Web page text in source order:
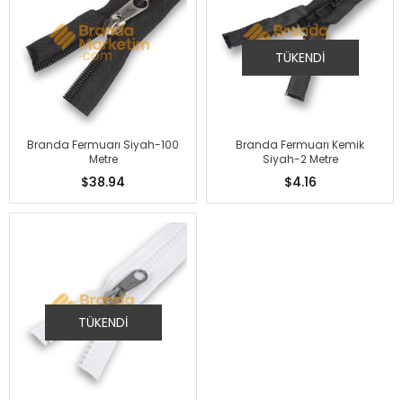
Branda Fermuarı Siyah-100
Metre
$38.94
TÜKENDI
Branda Fermuarı Kemik
Siyah-2 Metre
$4.16
TÜKENDI